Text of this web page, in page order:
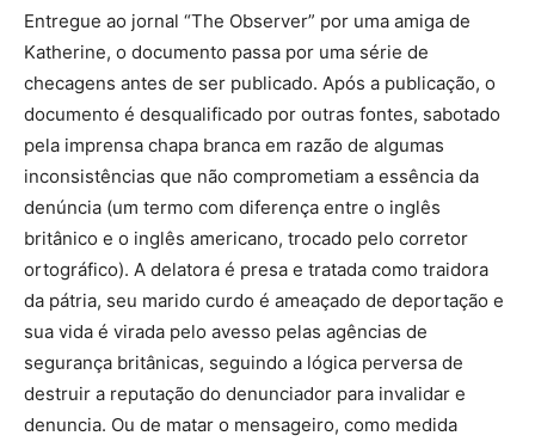
Entregue ao jornal “The Observer” por uma amiga de
Katherine, o documento passa por uma série de
checagens antes de ser publicado. Após a publicação, o
documento é desqualificado por outras fontes, sabotado
pela imprensa chapa branca em razão de algumas
inconsistências que não comprometiam a essência da
denúncia (um termo com diferença entre o inglês
britânico e o inglês americano, trocado pelo corretor
ortográfico). A delatora é presa e tratada como traidora
da pátria, seu marido curdo é ameaçado de deportação e
sua vida é virada pelo avesso pelas agências de
segurança britânicas, seguindo a lógica perversa de
destruir a reputação do denunciador para invalidar e
denuncia. Ou de matar o mensageiro, como medida